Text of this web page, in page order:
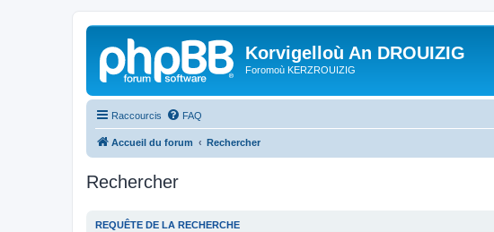
Korvigelloù An DROUIZIG
Foromoù KERZROUIZIG
Raccourcis FAQ
Accueil du forum Rechercher
Rechercher
REQUÊTE DE LA RECHERCHE